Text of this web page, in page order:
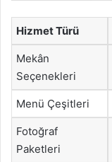
Hizmet Türü
Mekân
Seçenekleri
Menü Çeşitleri
Fotoğraf
Paketleri